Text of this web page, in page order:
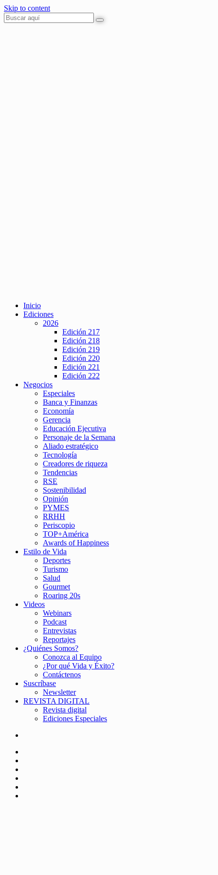
Skip to content
Inicio
Ediciones
2026
Edición 217
Edición 218
Edición 219
Edición 220
Edición 221
Edición 222
Negocios
Especiales
Banca y Finanzas
Economía
Gerencia
Educación Ejecutiva
Personaje de la Semana
Aliado estratégico
Tecnología
Creadores de riqueza
Tendencias
RSE
Sostenibilidad
Opinión
PYMES
RRHH
Periscopio
TOP+América
Awards of Happiness
Estilo de Vida
Deportes
Turismo
Salud
Gourmet
Roaring 20s
Videos
Webinars
Podcast
Entrevistas
Reportajes
¿Quiénes Somos?
Conozca al Equipo
¿Por qué Vida y Éxito?
Contáctenos
Suscríbase
Newsletter
REVISTA DIGITAL
Revista digital
Ediciones Especiales